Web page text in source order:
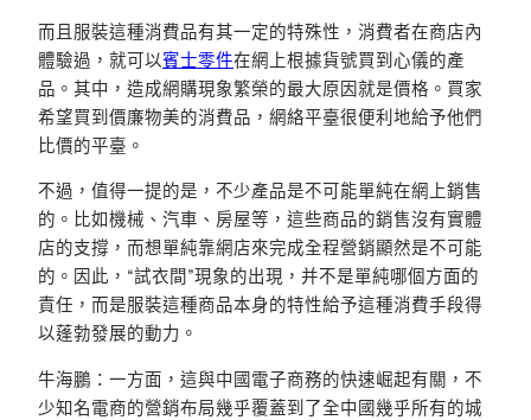
而且服裝這種消費品有其一定的特殊性，消費者在商店內
體驗過，就可以賓士零件在網上根據貨號買到心儀的產
品。其中，造成網購現象繁榮的最大原因就是價格。買家
希望買到價廉物美的消費品，網絡平臺很便利地給予他們
比價的平臺。
不過，值得一提的是，不少產品是不可能單純在網上銷售
的。比如機械、汽車、房屋等，這些商品的銷售沒有實體
店的支撐，而想單純靠網店來完成全程營銷顯然是不可能
的。因此，“試衣間”現象的出現，并不是單純哪個方面的
責任，而是服裝這種商品本身的特性給予這種消費手段得
以蓬勃發展的動力。
牛海鵬：一方面，這與中國電子商務的快速崛起有關，不
少知名電商的營銷布局幾乎覆蓋到了全中國幾乎所有的城